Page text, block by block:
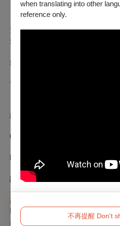
when translating into other
reference only.
不再提醒 Don't
《白日夢騎士》《３個諸葛亮》
《偽婚男女》《變聲偵探》《小
空中見》《七十三變》《他們等
秀》《我們與惡的距離》全民公投
妹》《天后》《倒數婚姻》《媽，
青潮系列：
經紀作品：
0空窗》
聯合製作作品：
《無限狂想》《交響小精靈》《
亂》《妖怪臺灣》
故事工廠官方網站
http://www.storyworks.com.tw/
故事工廠Facebook